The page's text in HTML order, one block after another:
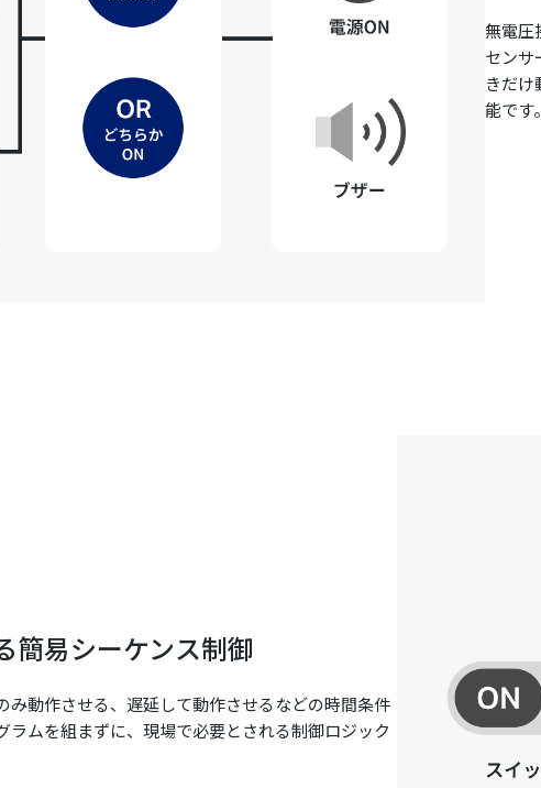
無電圧
センサ
きだけ
能です。
簡易シーケンス制御
み動作させる、遅延して動作させるなどの時間条件
ラムを組まずに、現場で必要とされる制御ロジック